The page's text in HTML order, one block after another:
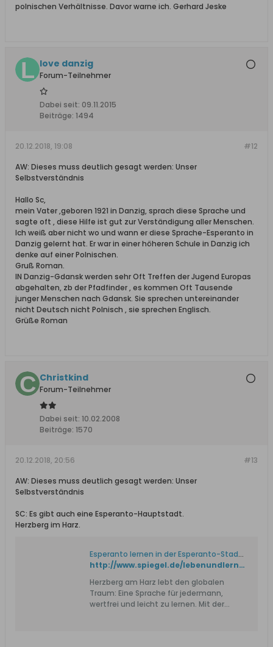
polnischen Verhältnisse. Davor warne ich. Gerhard Jeske
love danzig
Forum-Teilnehmer
Dabei seit: 09.11.2015
Beiträge: 1494
#12
20.12.2018, 19:08
AW: Dieses muss deutlich gesagt werden: Unser
Selbstverständnis
Hallo Sc,
mein Vater ,geboren 1921 in Danzig, sprach diese Sprache und
sagte oft , diese Hilfe ist gut zur Verständigung aller Menschen.
Ich weiß aber nicht wo und wann er diese Sprache-Esperanto in
Danzig gelernt hat. Er war in einer höheren Schule in Danzig ich
denke auf einer Polnischen.
Gruß Roman.
IN Danzig-Gdansk werden sehr Oft Treffen der Jugend Europas
abgehalten, zb der Pfadfinder , es kommen Oft Tausende
junger Menschen nach Gdansk. Sie sprechen untereinander
nicht Deutsch nicht Polnisch , sie sprechen Englisch.
Grüße Roman
Christkind
Forum-Teilnehmer
Dabei seit: 10.02.2008
Beiträge: 1570
#13
20.12.2018, 20:56
AW: Dieses muss deutlich gesagt werden: Unser
Selbstverständnis
SC: Es gibt auch eine Esperanto-Hauptstadt.
Herzberg im Harz.
Esperanto lernen in der Esperanto-Stadt Herzberg am Harz
http://www.spiegel.de/lebenundlernen/schule/esperanto-lernen-in-der-esperanto-stadt-herzberg-am-harz-a-843032.html
Herzberg am Harz lebt den globalen
Traum: Eine Sprache für jedermann,
wertfrei und leicht zu lernen. Mit der